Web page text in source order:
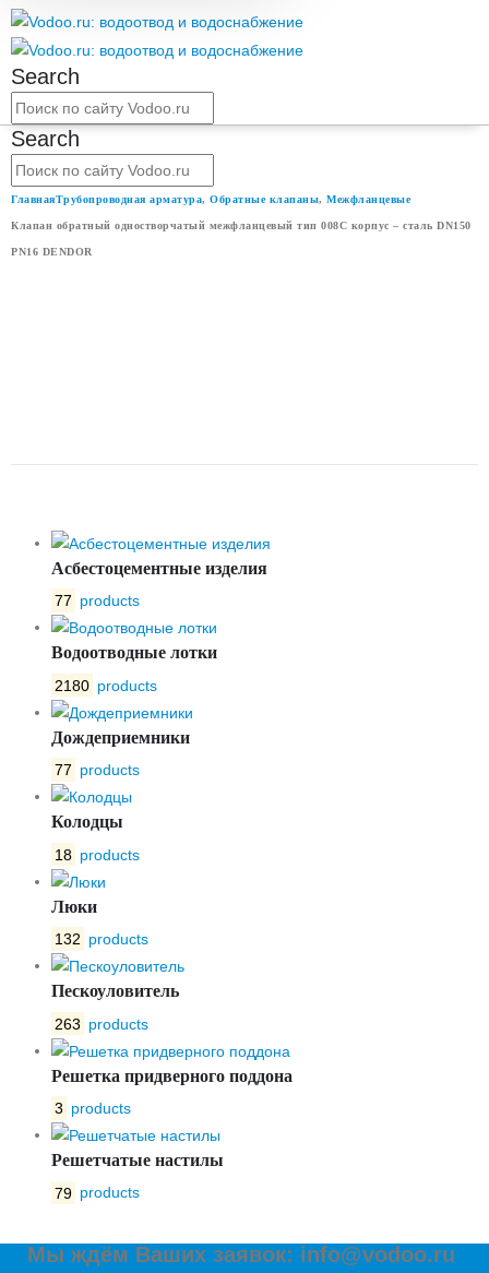
Search
Search
ГлавнаяТрубопроводная арматура, Обратные клапаны, Межфланцевые
Клапан обратный одностворчатый межфланцевый тип 008С корпус – сталь DN150
PN16 DENDOR
Асбестоцементные изделия
77 products
Водоотводные лотки
2180 products
Дождеприемники
77 products
Колодцы
18 products
Люки
132 products
Пескоуловитель
263 products
Решетка придверного поддона
3 products
Решетчатые настилы
79 products
Мы ждём Ваших заявок: info@vodoo.ru